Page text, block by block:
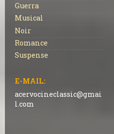
Guerra
Musical
Noir
Romance
Suspense
E-MAIL:
acervocineclassic@gmai
l.com